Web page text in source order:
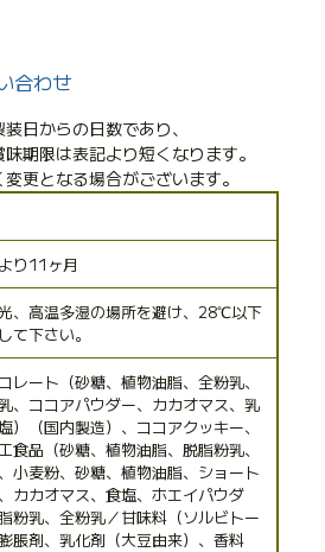
合わせ
日からの日数であり、
期限は表記より短くなります。
更となる場合がございます。
り11ヶ月
、高温多湿の場所を避け、28℃以下
て下さい。
レート（砂糖、植物油脂、全粉乳、
、ココアパウダー、カカオマス、乳
）（国内製造）、ココアクッキー、
食品（砂糖、植物油脂、脱脂粉乳、
小麦粉、砂糖、植物油脂、ショート
カカオマス、食塩、ホエイパウダ
粉乳、全粉乳／甘味料（ソルビトー
脹剤、乳化剤（大豆由来）、香料